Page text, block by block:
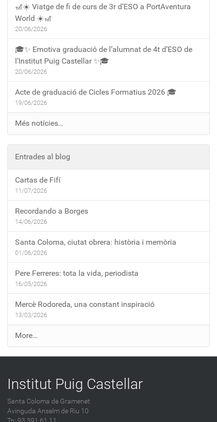
🎢☀️ Viatge de fi de curs de 3r d’ESO a PortAventura
World ☀️🎢
20/06/2026
🎓✨ Emotiva graduació de l’alumnat de 4t d’ESO de
l’Institut Puig Castellar ✨🎓
20/06/2026
Acte de graduació de Cicles Formatius 2026 🎓
19/06/2026
Més notícies…
Entrades al blog
Cartas de Fifí
11/07/2026
Recordando a Borges
14/06/2026
Santa Coloma, ciutat obrera: història i memòria
01/06/2026
Pere Ferreres: tota la vida, periodista
16/05/2026
Mercè Rodoreda, una constant inspiració
13/03/2026
E
n
t
a
e
s
More…
Institut Puig Castellar
Santa Coloma de Gramenet
Avinguda Anselm de Riu 10